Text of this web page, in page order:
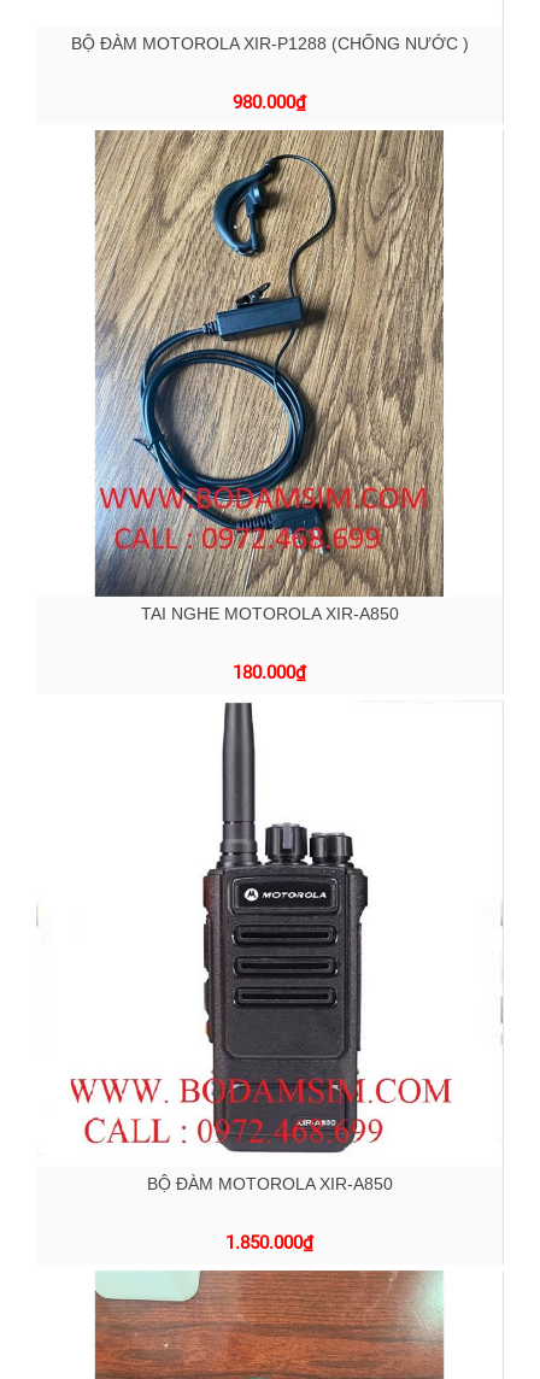
BỘ ĐÀM MOTOROLA XIR-P1288 (CHỐNG NƯỚC )
980.000₫
TAI NGHE MOTOROLA XIR-A850
180.000₫
BỘ ĐÀM MOTOROLA XIR-A850
1.850.000₫